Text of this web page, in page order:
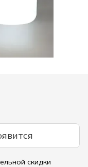
скидки